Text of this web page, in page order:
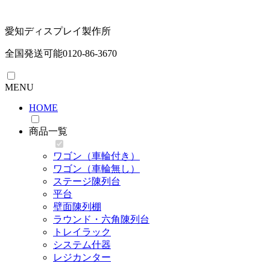
愛知ディスプレイ製作所
全国発送可能0120-86-3670
MENU
HOME
商品一覧
ワゴン（車輪付き）
ワゴン（車輪無し）
ステージ陳列台
平台
壁面陳列棚
ラウンド・六角陳列台
トレイラック
システム什器
レジカンター